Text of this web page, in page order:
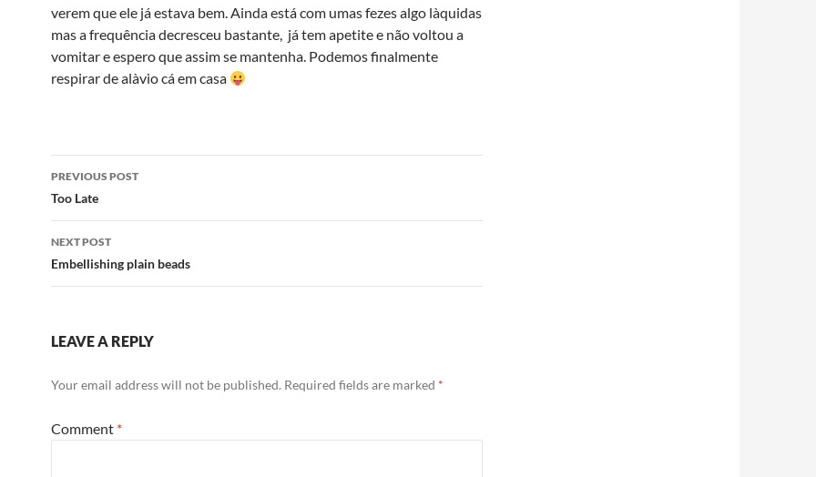
verem que ele já estava bem. Ainda está com umas fezes algo là­quidas
mas a frequência decresceu bastante, já tem apetite e não voltou a
vomitar e espero que assim se mantenha. Podemos finalmente
respirar de alà­vio cá em casa
Post
navigation
PREVIOUS POST
Too Late
NEXT POST
Embellishing plain beads
LEAVE A REPLY
Your email address will not be published. Required fields are marked *
Comment *